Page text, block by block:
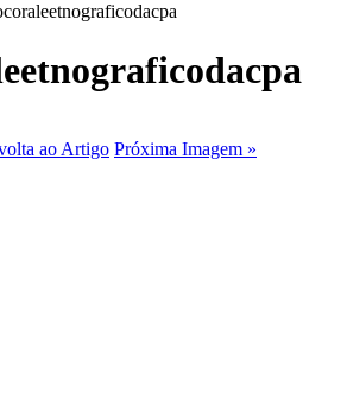
ao Artigo Próxima Imagem »